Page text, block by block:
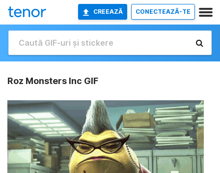
CREEAZĂ CONECTEAZĂ-TE
Roz Monsters Inc GIF